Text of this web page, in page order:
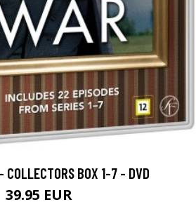
COLLECTORS BOX 1-7 - DVD
39.95 EUR